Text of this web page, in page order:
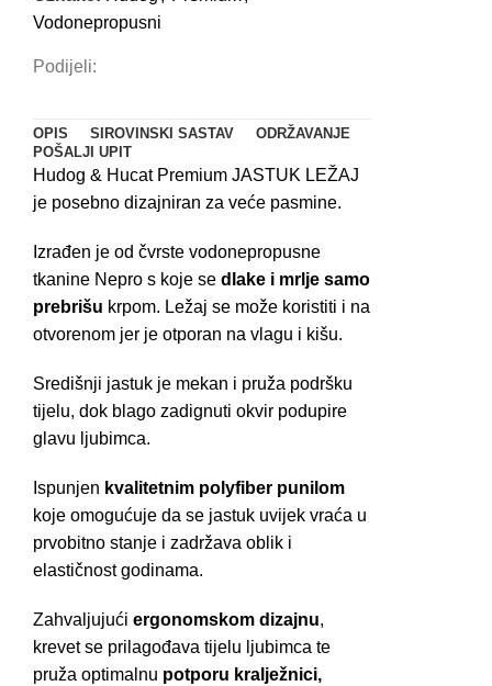
Vodonepropusni
Podijeli:
OPIS SIROVINSKI SASTAV
ODRŽAVANJE
POŠALJI UPIT
Hudog & Hucat Premium JASTUK LEŽAJ
je posebno dizajniran za veće pasmine.
Izrađen je od čvrste vodonepropusne
tkanine Nepro s koje se dlake i mrlje samo
prebrišu krpom. Ležaj se može koristiti i na
otvorenom jer je otporan na vlagu i kišu.
Središnji jastuk je mekan i pruža podršku
tijelu, dok blago zadignuti okvir podupire
glavu ljubimca.
Ispunjen kvalitetnim polyfiber punilom
koje omogućuje da se jastuk uvijek vraća u
prvobitno stanje i zadržava oblik i
elastičnost godinama.
Zahvaljujući ergonomskom dizajnu,
krevet se prilagođava tijelu ljubimca te
pruža optimalnu potporu kralježnici,